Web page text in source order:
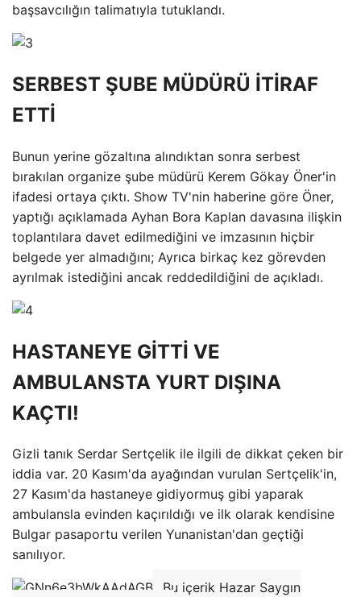
başsavcılığın talimatıyla tutuklandı.
SERBEST ŞUBE MÜDÜRÜ İTİRAF
ETTİ
Bunun yerine gözaltına alındıktan sonra serbest
bırakılan organize şube müdürü Kerem Gökay Öner'in
ifadesi ortaya çıktı. Show TV'nin haberine göre Öner,
yaptığı açıklamada Ayhan Bora Kaplan davasına ilişkin
toplantılara davet edilmediğini ve imzasının hiçbir
belgede yer almadığını; Ayrıca birkaç kez görevden
ayrılmak istediğini ancak reddedildiğini de açıkladı.
HASTANEYE GİTTİ VE
AMBULANSTA YURT DIŞINA
KAÇTI!
Gizli tanık Serdar Sertçelik ile ilgili de dikkat çeken bir
iddia var. 20 Kasım'da ayağından vurulan Sertçelik'in,
27 Kasım'da hastaneye gidiyormuş gibi yaparak
ambulansla evinden kaçırıldığı ve ilk olarak kendisine
Bulgar pasaportu verilen Yunanistan'dan geçtiği
sanılıyor.
Bu içerik Hazar Saygın